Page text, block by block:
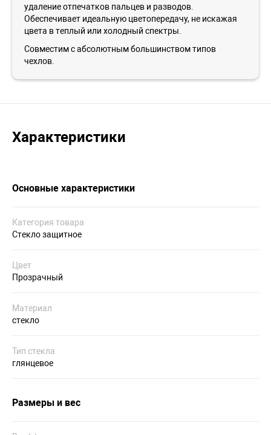
удаление отпечатков пальцев и разводов.
Обеспечивает идеальную цветопередачу, не искажая
цвета в теплый или холодный спектры.
Совместим с абсолютным большинством типов
чехлов.
Характеристики
Основные характеристики
Категория товара
Стекло защитное
Цвет
Прозрачный
Материал
стекло
Тип стекла
глянцевое
Размеры и вес